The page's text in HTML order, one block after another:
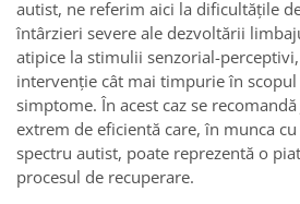
autist, ne referim aici la dificultăţile
întârzieri severe ale dezvoltării
atipice la stimulii senzorial-
intervenţie cât mai timpurie în
simptome. În acest caz se recomandă
extrem de eficientă care, în munca
spectru autist, poate reprezentă o
procesul de recuperare.